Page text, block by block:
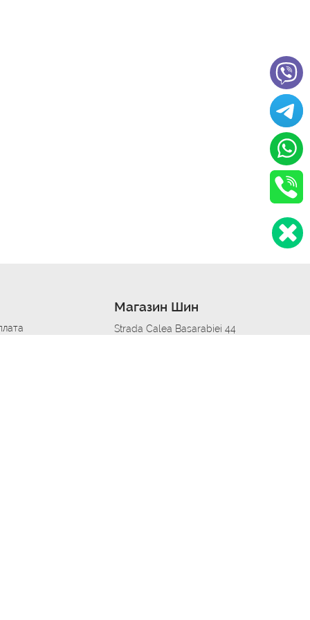
Магазин Шин
Strada Calea Basarabiei 44